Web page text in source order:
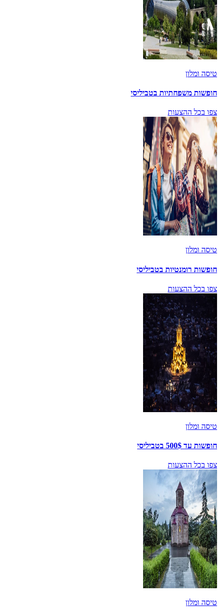
טיסה ומלון
חופשות משפחתיות בטביליסי
צפו בכל ההצעות
טיסה ומלון
חופשות רומנטיות בטביליסי
צפו בכל ההצעות
טיסה ומלון
חופשות עד 500$ בטביליסי
צפו בכל ההצעות
טיסה ומלון